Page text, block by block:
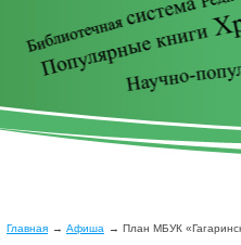
Главная Афиша План МБУК